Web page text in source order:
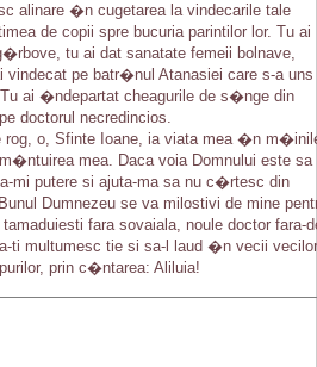
alinare �n cugetarea la vindecarile tale
de copii spre bucuria parintilor lor. Tu ai
tu ai dat sanatate femeii bolnave,
vindecat pe batr�nul Atanasiei care s-a uns
ai �ndepartat cheagurile de s�nge din
doctorul necredincios.
rog, o, Sfinte Ioane, ia viata mea �n
mea. Daca voia Domnului este sa
mi putere si ajuta-ma sa nu c�rtesc din
Dumnezeu se va milostivi de mine
fara sovaiala, noule doctor fara-
ti multumesc tie si sa-l laud �n vecii vecilor
prin c�ntarea: Aliluia!